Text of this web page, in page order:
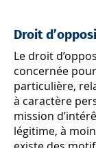
Droit
Le droit
concernée
particulière,
à caractère
mission
légitime, à